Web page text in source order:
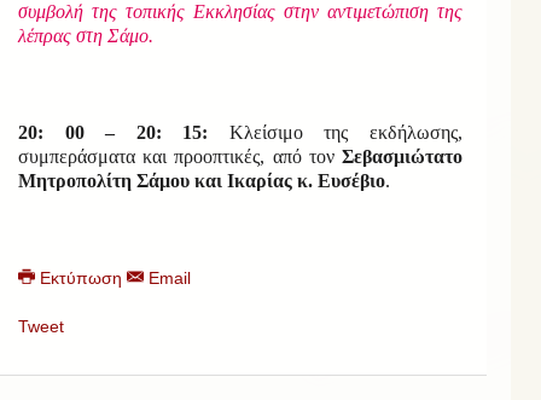
συμβολή της τοπικής Εκκλησίας στην αντιμετώπιση της
λέπρας στη Σάμο.
20: 00 – 20: 15: Κλείσιμο της εκδήλωσης,
συμπεράσματα και προοπτικές, από τον Σεβασμιώτατο
Μητροπολίτη Σάμου και Ικαρίας κ. Ευσέβιο.
Εκτύπωση Email
Tweet